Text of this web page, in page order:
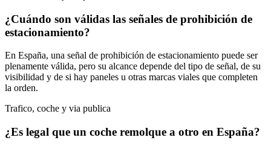
¿Cuándo son válidas las señales de prohibición de
estacionamiento?
En España, una señal de prohibición de estacionamiento puede ser
plenamente válida, pero su alcance depende del tipo de señal, de su
visibilidad y de si hay paneles u otras marcas viales que completen
la orden.
Trafico, coche y via publica
¿Es legal que un coche remolque a otro en España?